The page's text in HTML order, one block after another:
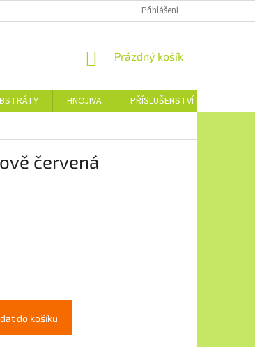
Přihlášení
NÁKUPNÍ
Prázdný košík
HNOJIVA PŘÍSLUŠENSTVÍ
červená
do košíku